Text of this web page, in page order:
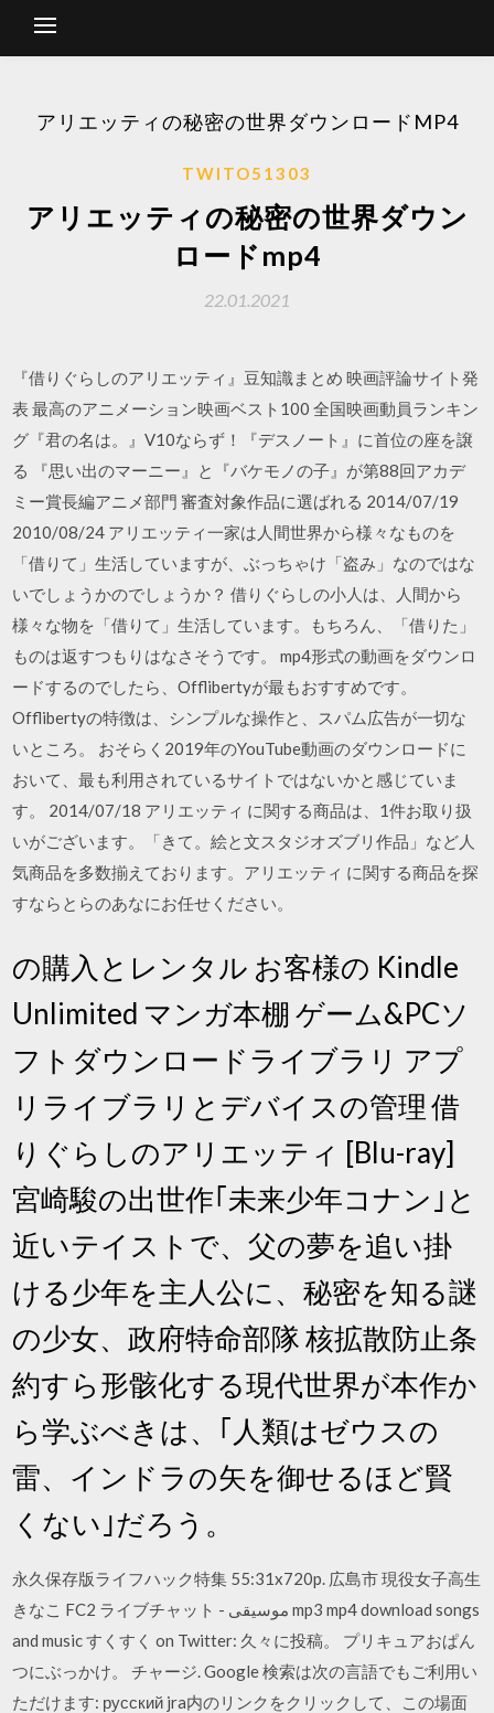
アリエッティの秘密の世界ダウンロードMP4
TWITO51303
アリエッティの秘密の世界ダウン
ロードmp4
22.01.2021
『借りぐらしのアリエッティ』豆知識まとめ 映画評論サイト発
表 最高のアニメーション映画ベスト100 全国映画動員ランキン
グ『君の名は。』V10ならず！『デスノート』に首位の座を譲
る 『思い出のマーニー』と『バケモノの子』が第88回アカデ
ミー賞長編アニメ部門 審査対象作品に選ばれる 2014/07/19
2010/08/24 アリエッティ一家は人間世界から様々なものを
「借りて」生活していますが、ぶっちゃけ「盗み」なのではな
いでしょうかのでしょうか？ 借りぐらしの小人は、人間から
様々な物を「借りて」生活しています。もちろん、「借りた」
ものは返すつもりはなさそうです。 mp4形式の動画をダウンロ
ードするのでしたら、Offlibertyが最もおすすめです。
Offlibertyの特徴は、シンプルな操作と、スパム広告が一切な
いところ。 おそらく2019年のYouTube動画のダウンロードに
おいて、最も利用されているサイトではないかと感じていま
す。 2014/07/18 アリエッティ に関する商品は、1件お取り扱
いがございます。「きて。絵と文スタジオズブリ作品」など人
気商品を多数揃えております。アリエッティ に関する商品を探
すならとらのあなにお任せください。
の購入とレンタル お客様の Kindle
Unlimited マンガ本棚 ゲーム&PCソ
フトダウンロードライブラリ アプ
リライブラリとデバイスの管理 借
りぐらしのアリエッティ [Blu-ray]
宮崎駿の出世作｢未来少年コナン｣と
近いテイストで、父の夢を追い掛
ける少年を主人公に、秘密を知る謎
の少女、政府特命部隊 核拡散防止条
約すら形骸化する現代世界が本作か
ら学ぶべきは、｢人類はゼウスの
雷、インドラの矢を御せるほど賢
くない｣だろう。
永久保存版ライフハック特集 55:31x720p. 広島市 現役女子高生
きなこ FC2 ライブチャット - موسيقى mp3 mp4 download songs
and music すくすく on Twitter: 久々に投稿。 プリキュアおぱん
つにぶっかけ。 チャージ. Google 検索は次の言語でもご利用い
ただけます: русский jra内のリンクをクリックして、この場面